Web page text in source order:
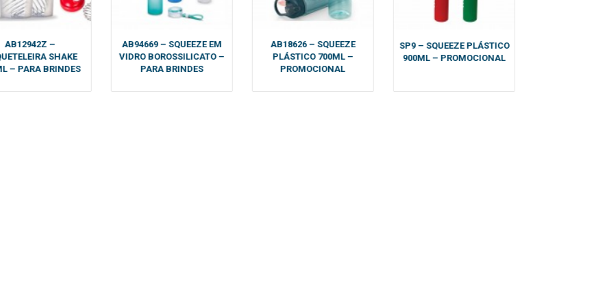
AB12942Z –
SHAKE
– PARA BRINDES
AB94669 – SQUEEZE EM
VIDRO BOROSSILICATO –
PARA BRINDES
AB18626 – SQUEEZE
PLÁSTICO 700ML –
PROMOCIONAL
SP9 – SQUEEZE PLÁSTICO
900ML – PROMOCIONAL